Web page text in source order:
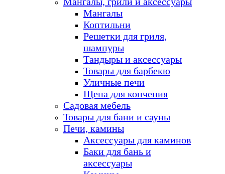
Мангалы
Коптильни
Решетки для гриля,
шампуры
Тандыры и аксессуары
Товары для барбекю
Уличные печи
Щепа для копчения
Садовая мебель
Товары для бани и сауны
Печи, камины
Аксессуары для каминов
Баки для бань и
аксессуары